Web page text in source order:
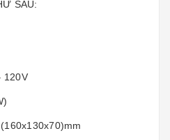
SAU:
120V